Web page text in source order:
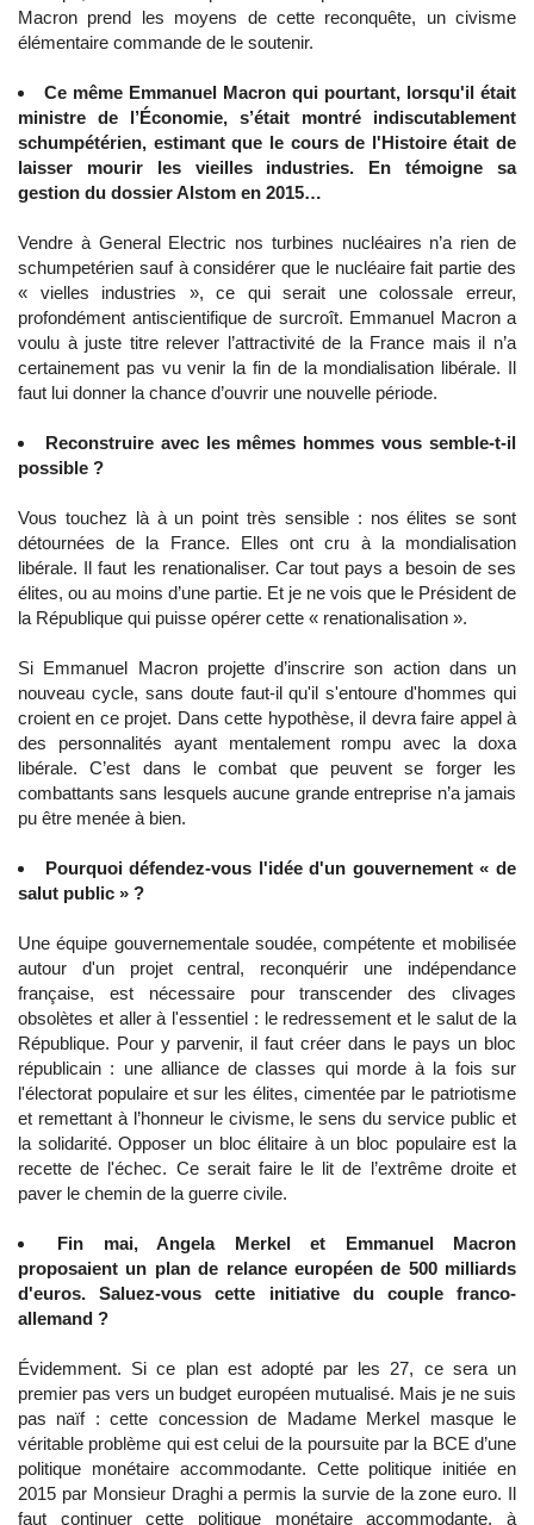
Macron prend les moyens de cette reconquête, un civisme
élémentaire commande de le soutenir.
Ce même Emmanuel Macron qui pourtant, lorsqu'il était
ministre de l’Économie, s’était montré indiscutablement
schumpétérien, estimant que le cours de l'Histoire était de
laisser mourir les vieilles industries. En témoigne sa
gestion du dossier Alstom en 2015…
Vendre à General Electric nos turbines nucléaires n’a rien de
schumpetérien sauf à considérer que le nucléaire fait partie des
« vielles industries », ce qui serait une colossale erreur,
profondément antiscientifique de surcroît. Emmanuel Macron a
voulu à juste titre relever l’attractivité de la France mais il n’a
certainement pas vu venir la fin de la mondialisation libérale. Il
faut lui donner la chance d’ouvrir une nouvelle période.
Reconstruire avec les mêmes hommes vous semble-t-il
possible ?
Vous touchez là à un point très sensible : nos élites se sont
détournées de la France. Elles ont cru à la mondialisation
libérale. Il faut les renationaliser. Car tout pays a besoin de ses
élites, ou au moins d’une partie. Et je ne vois que le Président de
la République qui puisse opérer cette « renationalisation ».
Si Emmanuel Macron projette d’inscrire son action dans un
nouveau cycle, sans doute faut-il qu'il s'entoure d'hommes qui
croient en ce projet. Dans cette hypothèse, il devra faire appel à
des personnalités ayant mentalement rompu avec la doxa
libérale. C’est dans le combat que peuvent se forger les
combattants sans lesquels aucune grande entreprise n’a jamais
pu être menée à bien.
Pourquoi défendez-vous l'idée d'un gouvernement « de
salut public » ?
Une équipe gouvernementale soudée, compétente et mobilisée
autour d'un projet central, reconquérir une indépendance
française, est nécessaire pour transcender des clivages
obsolètes et aller à l'essentiel : le redressement et le salut de la
République. Pour y parvenir, il faut créer dans le pays un bloc
républicain : une alliance de classes qui morde à la fois sur
l'électorat populaire et sur les élites, cimentée par le patriotisme
et remettant à l’honneur le civisme, le sens du service public et
la solidarité. Opposer un bloc élitaire à un bloc populaire est la
recette de l'échec. Ce serait faire le lit de l’extrême droite et
paver le chemin de la guerre civile.
Fin mai, Angela Merkel et Emmanuel Macron
proposaient un plan de relance européen de 500 milliards
d'euros. Saluez-vous cette initiative du couple franco-
allemand ?
Évidemment. Si ce plan est adopté par les 27, ce sera un
premier pas vers un budget européen mutualisé. Mais je ne suis
pas naïf : cette concession de Madame Merkel masque le
véritable problème qui est celui de la poursuite par la BCE d’une
politique monétaire accommodante. Cette politique initiée en
2015 par Monsieur Draghi a permis la survie de la zone euro. Il
faut continuer cette politique monétaire accommodante, à